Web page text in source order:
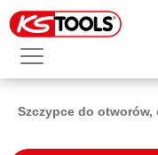
Szczypce do